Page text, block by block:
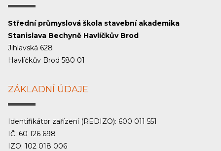
Střední průmyslová škola stavební akademika
Stanislava Bechyně Havlíčkův Brod
Jihlavská 628
Havlíčkův Brod 580 01
ZÁKLADNÍ ÚDAJE
Identifikátor zařízení (REDIZO): 600 011 551
IČ: 60 126 698
IZO: 102 018 006